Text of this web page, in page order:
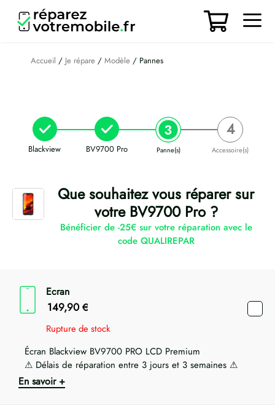
contenu
Accueil / Je répare / Modèle / Pannes
Blackview BV9700 Pro Panne(s) Accessoire(s)
Que souhaitez vous réparer sur
votre BV9700 Pro ?
Bénéficier de -25€ sur votre réparation avec le
code QUALIREPAR
Ecran
149,90 €
Rupture de stock
Écran Blackview BV9700 PRO LCD Premium
⚠ Délais de réparation entre 3 jours et 3 semaines ⚠
En savoir +